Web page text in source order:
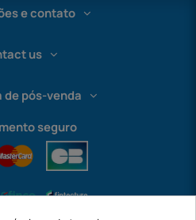
e contato
us
de pós-venda
seguro